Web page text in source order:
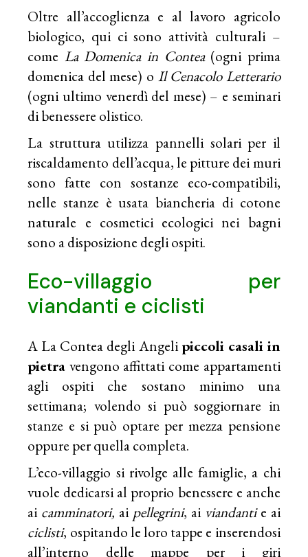
Oltre all’accoglienza e al lavoro agricolo
biologico, qui ci sono attività culturali –
come La Domenica in Contea (ogni prima
domenica del mese) o Il Cenacolo Letterario
(ogni ultimo venerdì del mese) – e seminari
di benessere olistico.
La struttura utilizza pannelli solari per il
riscaldamento dell’acqua, le pitture dei muri
sono fatte con sostanze eco-compatibili,
nelle stanze è usata biancheria di cotone
naturale e cosmetici ecologici nei bagni
sono a disposizione degli ospiti.
Eco-villaggio per
viandanti e ciclisti
A La Contea degli Angelipiccoli casali in
pietra vengono affittati come appartamenti
agli ospiti che sostano minimo una
settimana; volendo si può soggiornare in
stanze e si può optare per mezza pensione
oppure per quella completa.
L’eco-villaggio si rivolge alle famiglie, a chi
vuole dedicarsi al proprio benessere e anche
ai camminatori, ai pellegrini, ai viandantie ai
ciclisti, ospitando le loro tappe e inserendosi
all’interno delle mappe per i giri